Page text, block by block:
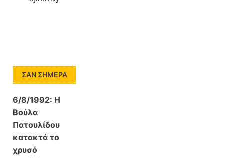
ΣΑΝ ΣΉΜΕΡΑ
6/8/1992: Η
Βούλα
Πατουλίδου
κατακτά το
χρυσό